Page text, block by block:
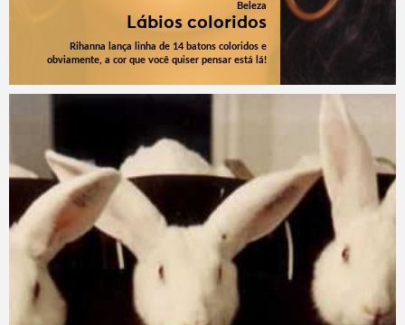
Beleza
Lábios coloridos
Rihanna lança linha de 14 batons coloridos e
obviamente, a cor que você quiser pensar está lá!